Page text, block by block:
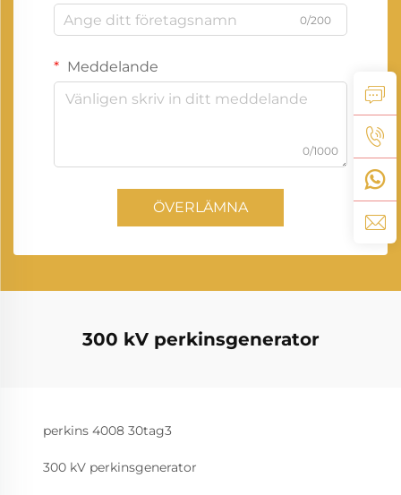
0/200
Meddelande
0/1000
ÖVERLÄMNA
300 kV perkinsgenerator
perkins 4008 30tag3
300 kV perkinsgenerator